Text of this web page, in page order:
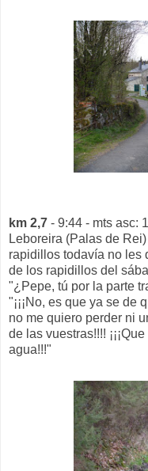
km 2,7 - 9:44 - mts asc:
Leboreira (Palas de
rapidillos todavía no les
de los rapidillos del
"¿Pepe, tú por la parte
"¡¡¡No, es que ya se de
no me quiero perder ni
de las vuestras!!!!
agua!!!"